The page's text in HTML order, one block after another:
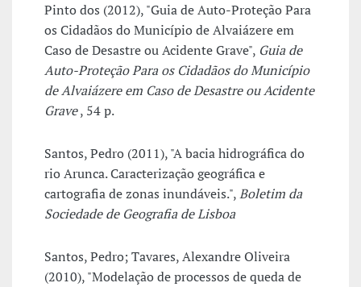
Pinto dos (2012), "Guia de Auto-Proteção Para
os Cidadãos do Município de Alvaiázere em
Caso de Desastre ou Acidente Grave", Guia de
Auto-Proteção Para os Cidadãos do Município
de Alvaiázere em Caso de Desastre ou Acidente
Grave, 54 p.
Santos, Pedro (2011), "A bacia hidrográfica do
rio Arunca. Caracterização geográfica e
cartografia de zonas inundáveis.",Boletim da
Sociedade de Geografia de Lisboa
Santos, Pedro; Tavares, Alexandre Oliveira
(2010), "Modelação de processos de queda de